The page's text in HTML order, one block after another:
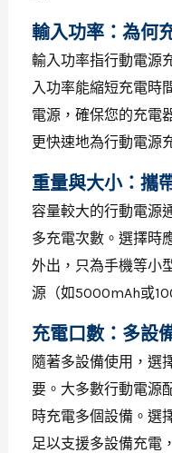
輸入功率：為何
輸入功率指行動電源
入功率能縮短充電時
電源，確保您的充電
更快速地為行動電源
重量與大小：攜
容量較大的行動電源
多充電次數。選擇時
外出，只為手機等小
源（如5000mAh或
充電口數：多設
隨著多設備使用，選
要。大多數行動電源
時充電多個設備。選
足以支援多設備充電